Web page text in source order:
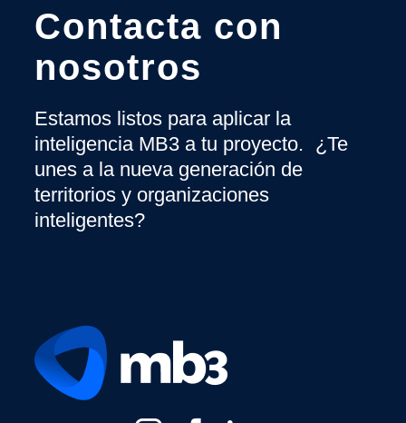
Contacta con
nosotros
Estamos listos para aplicar la
inteligencia MB3 a tu proyecto. ¿Te
unes a la nueva generación de
territorios y organizaciones
inteligentes?